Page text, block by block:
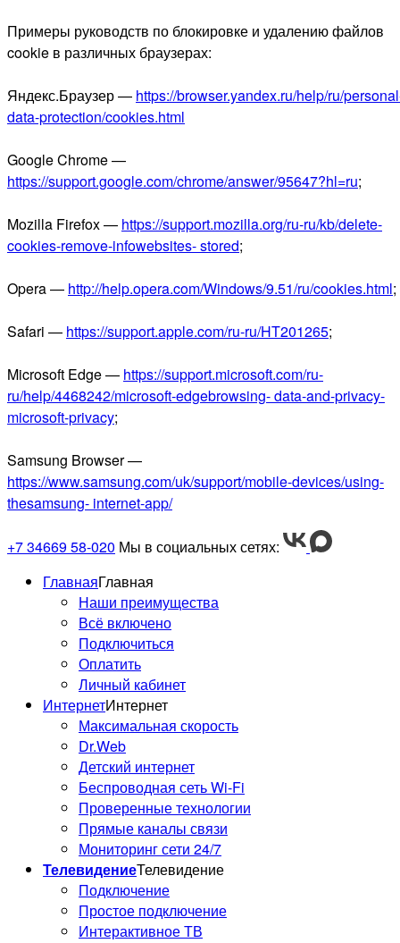
Примеры руководств по блокировке и удалению файлов
cookie в различных браузерах:
Яндекс.Браузер — https://browser.yandex.ru/help/ru/
data-protection/cookies.html
Google Chrome —
https://support.google.com/chrome/answer/95647?hl=ru;
Mozilla Firefox — https://support.mozilla.org/ru-ru/kb/delete-
cookies-remove-infowebsites- stored;
Opera — http://help.opera.com/Windows/9.51/ru/cookies.html;
Safari — https://support.apple.com/ru-ru/HT201265;
Microsoft Edge — https://support.microsoft.com/ru-
ru/help/4468242/microsoft-edgebrowsing- data-and-privacy-
microsoft-privacy;
Samsung Browser —
https://www.samsung.com/uk/support/mobile-devices/using-
thesamsung- internet-app/
+7 34669 58-020 Мы в социальных сетях:
ГлавнаяГлавная
Наши преимущества
Всё включено
Подключиться
Оплатить
Личный кабинет
ИнтернетИнтернет
Максимальная скорость
Dr.Web
Детский интернет
Беспроводная сеть Wi-Fi
Проверенные технологии
Прямые каналы связи
Мониторинг сети 24/7
ТелевидениеТелевидение
Подключение
Простое подключение
Интерактивное ТВ